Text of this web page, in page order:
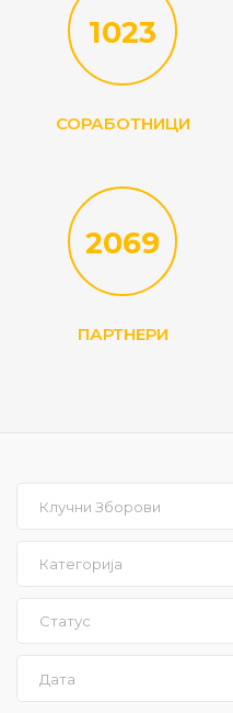
1023
СОРАБОТНИЦИ
2069
ПАРТНЕРИ
Категорија
Статус